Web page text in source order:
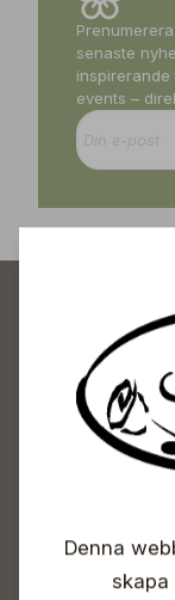
senaste
events –
Sunds
Vardagar 09-18
Lördagar 09-16
Söndagar
Denna